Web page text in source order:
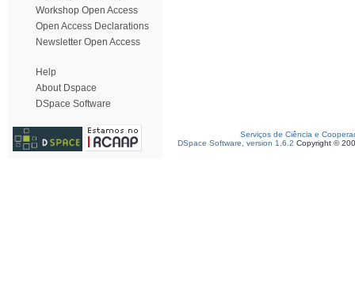
Workshop Open Access
Open Access Declarations
Newsletter Open Access
Help
About Dspace
DSpace Software
Serviços de Ciência e
DSpace Software, version 1.6.2 Copyright ©